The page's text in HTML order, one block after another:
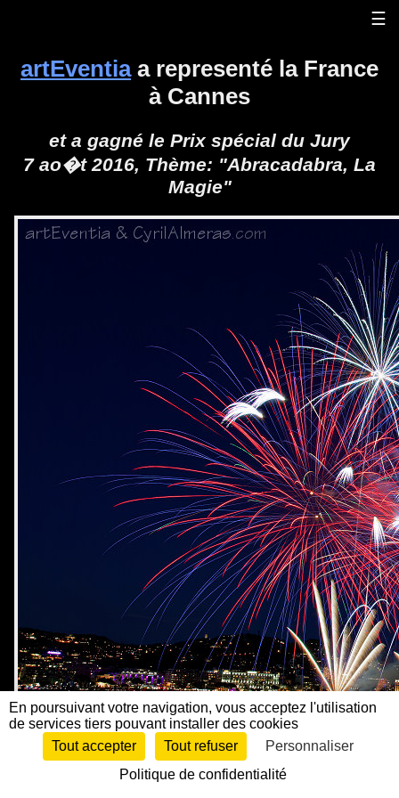
En poursuivant votre navigation, vous acceptez l'utilisation
de services tiers pouvant installer des cookies
Tout accepter
Tout refuser
Personnaliser
Politique de confidentialité
☰
artEventiaa representé la France
à Cannes
et a gagné le Prix spécial du Jury
7 ao�t 2016, Thème: "Abracadabra, La
Magie"